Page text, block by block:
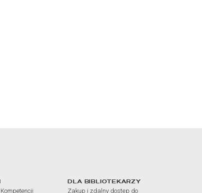
DLA BIBLIOTEKARZY
Zakup i zdalny dostęp do